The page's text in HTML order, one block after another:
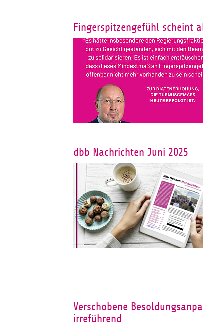
Fingerspitzengefühl scheint
dbb Nachrichten Juni 2025
Verschobene
irreführend